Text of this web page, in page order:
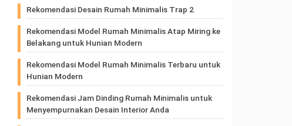
Rekomendasi Desain Rumah Minimalis Trap 2
Rekomendasi Model Rumah Minimalis Atap Miring ke
Belakang untuk Hunian Modern
Rekomendasi Model Rumah Minimalis Terbaru untuk
Hunian Modern
Rekomendasi Jam Dinding Rumah Minimalis untuk
Menyempurnakan Desain Interior Anda